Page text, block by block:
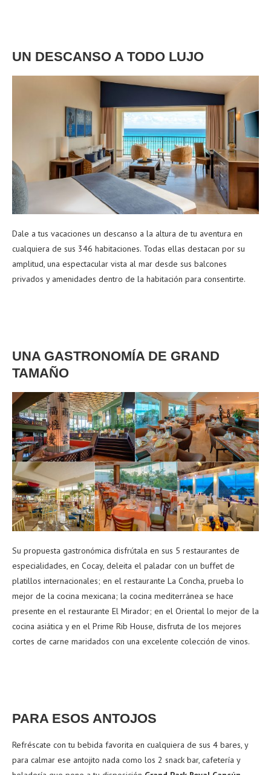
UN DESCANSO A TODO LUJO
Dale a tus vacaciones un descanso a la altura de tu aventura en
cualquiera de sus 346 habitaciones. Todas ellas destacan por su
amplitud, una espectacular vista al mar desde sus balcones
privados y amenidades dentro de la habitación para consentirte.
UNA GASTRONOMÍA DE GRAND
TAMAÑO
Su propuesta gastronómica disfrútala en sus 5 restaurantes de
especialidades, en Cocay, deleita el paladar con un buffet de
platillos internacionales; en el restaurante La Concha, prueba lo
mejor de la cocina mexicana; la cocina mediterránea se hace
presente en el restaurante El Mirador; en el Oriental lo mejor de la
cocina asiática y en el Prime Rib House, disfruta de los mejores
cortes de carne maridados con una excelente colección de vinos.
PARA ESOS ANTOJOS
Refréscate con tu bebida favorita en cualquiera de sus 4 bares, y
para calmar ese antojito nada como los 2 snack bar, cafetería y